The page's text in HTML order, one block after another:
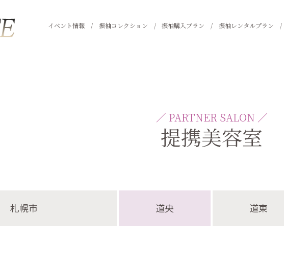
イベント情報 振袖コレクション 振袖購入プラン 振袖レンタルプラン
／ PARTNER SALON ／
提携美容室
札幌市 道央 道東